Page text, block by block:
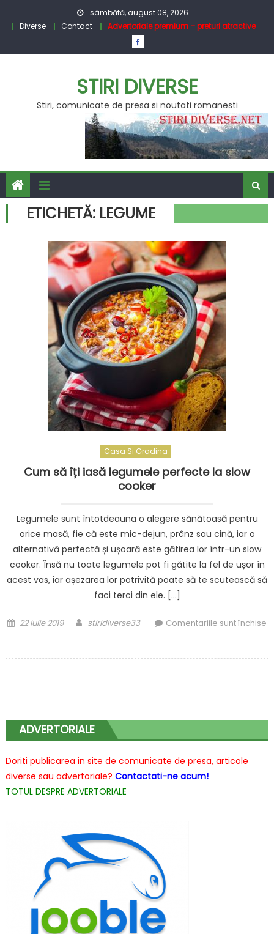
sâmbătă, august 08, 2026
Diverse
Contact Advertoriale premium – preturi atractive
STIRI DIVERSE
Stiri, comunicate de presa si noutati romanesti
ETICHETĂ: LEGUME
Casa Si Gradina
Cum să îți iasă legumele perfecte la slow
cooker
Legumele sunt întotdeauna o alegere sănătoasă pentru
orice masă, fie că este mic-dejun, prânz sau cină, iar o
alternativă perfectă și ușoară este gătirea lor într-un slow
cooker. Însă nu toate legumele pot fi gătite la fel de ușor în
acest vas, iar așezarea lor potrivită poate să te scutească să
faci terci din ele. […]
Posted
22 iulie 2019 Author
stiridiverse33
Comentariile sunt închise
perfecte
cooker
ADVERTORIALE
Doriti publicarea in site de comunicate de presa, articole
diverse sau advertoriale? Contactati-ne acum!
TOTUL DESPRE ADVERTORIALE